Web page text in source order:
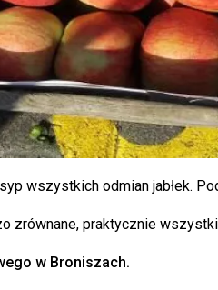
wszystkich odmian jabłek.
zrównane, praktycznie
w Broniszach.